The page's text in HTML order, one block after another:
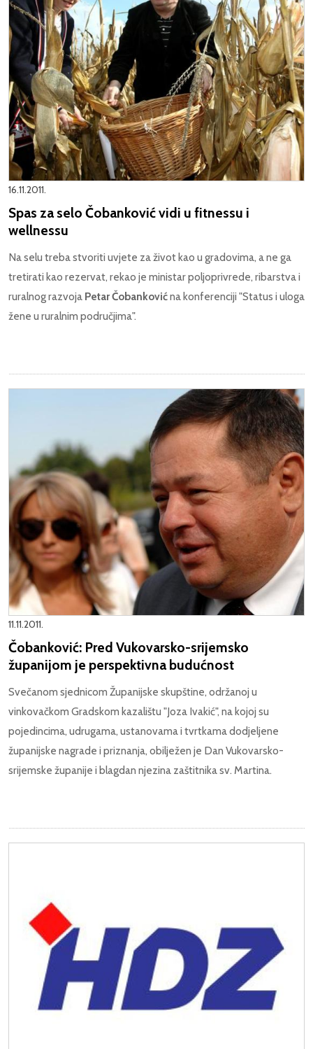
16.11.2011.
Spas za selo Čobanković vidi u fitnessu i
wellnessu
Na selu treba stvoriti uvjete za život kao u gradovima, a ne ga
tretirati kao rezervat, rekao je ministar poljoprivrede, ribarstva i
ruralnog razvoja Petar Čobankovićna konferenciji "Status i uloga
žene u ruralnim područjima".
11.11.2011.
Čobanković: Pred Vukovarsko-srijemsko
županijom je perspektivna budućnost
Svečanom sjednicom Županijske skupštine, održanoj u
vinkovačkom Gradskom kazalištu "Joza Ivakić", na kojoj su
pojedincima, udrugama, ustanovama i tvrtkama dodjeljene
županijske nagrade i priznanja, obilježen je Dan Vukovarsko-
srijemske županije i blagdan njezina zaštitnika sv. Martina.